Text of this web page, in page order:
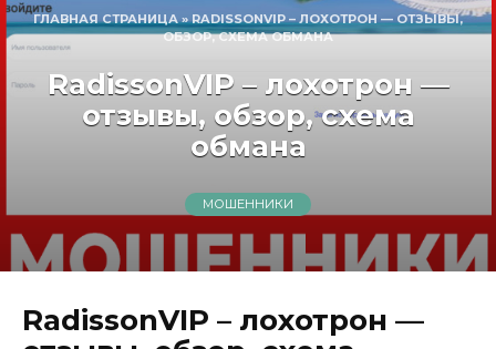
ГЛАВНАЯ СТРАНИЦА»RADISSONVIP – ЛОХОТРОН — ОТЗЫВЫ,
ОБЗОР, СХЕМА ОБМАНА
RadissonVIP – лохотрон —
отзывы, обзор, схема
обмана
МОШЕННИКИ
RadissonVIP – лохотрон —